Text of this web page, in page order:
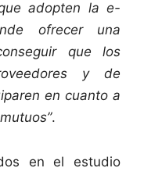
adopten la e-
ofrecer una
que los
y de
en cuanto a
.
en el estudio